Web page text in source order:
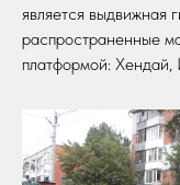
является выдвижная
распространенные
платформой: Хендай,